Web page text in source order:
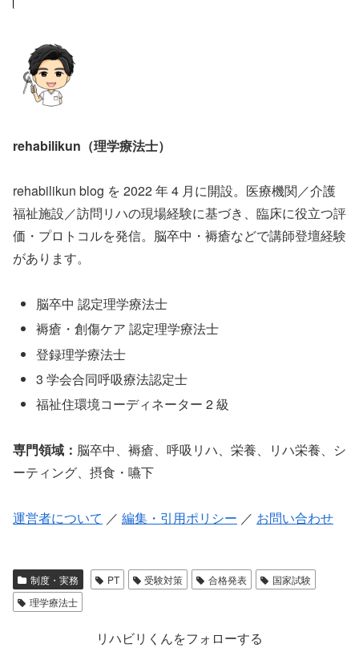
rehabilikun（理学療法士）
rehabilikun blog を 2022 年 4 月に開設。医療機関／介護
福祉施設／訪問リハの現場経験に基づき、臨床に役立つ評
価・プロトコルを発信。脳卒中・褥瘡などで講師登壇経験
があります。
脳卒中 認定理学療法士
褥瘡・創傷ケア 認定理学療法士
登録理学療法士
3 学会合同呼吸療法認定士
福祉住環境コーディネーター 2 級
専門領域： 脳卒中、褥瘡、呼吸リハ、栄養、リハ栄養、シ
ーティング、摂食・嚥下
運営者について ／ 編集・引用ポリシー ／ お問い合わせ
制度・実務 PT 受験対策 合格発表
国家試験
理学療法士
リハビリくんをフォローする